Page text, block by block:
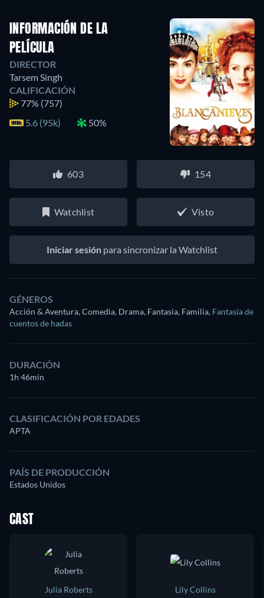
INFORMACIÓN DE LA
PELÍCULA
DIRECTOR
Tarsem Singh
CALIFICACIÓN
77% (757)
5.6 (95k)
50%
603 154
Watchlist Visto
Iniciar sesión para sincronizar la Watchlist
GÉNEROS
Acción & Aventura, Comedia, Drama, Fantasía, Familia, Fantasía de
cuentos de hadas
DURACIÓN
1h 46min
CLASIFICACIÓN POR EDADES
APTA
PAÍS DE PRODUCCIÓN
Estados Unidos
CAST
Julia Roberts
Lily Collins